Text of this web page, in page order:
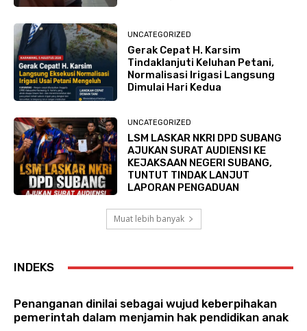
UNCATEGORIZED
Gerak Cepat H. Karsim
Tindaklanjuti Keluhan Petani,
Normalisasi Irigasi Langsung
Dimulai Hari Kedua
UNCATEGORIZED
LSM LASKAR NKRI DPD SUBANG
AJUKAN SURAT AUDIENSI KE
KEJAKSAAN NEGERI SUBANG,
TUNTUT TINDAK LANJUT
LAPORAN PENGADUAN
Muat lebih banyak
INDEKS
Penanganan dinilai sebagai wujud keberpihakan
pemerintah dalam menjamin hak pendidikan anak